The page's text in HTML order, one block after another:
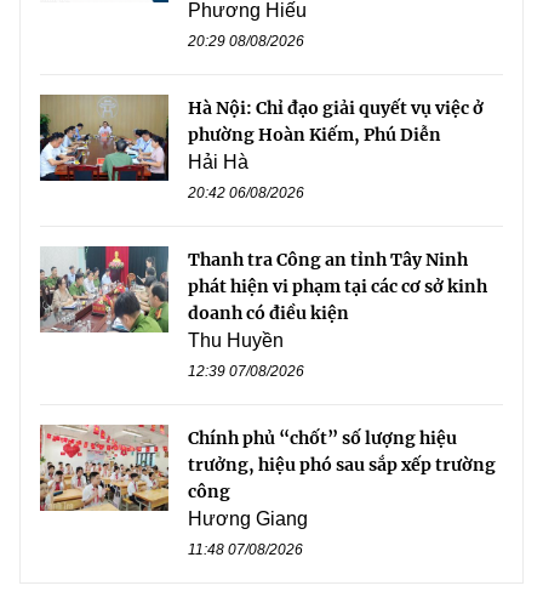
Phương Hiếu
20:29 08/08/2026
Hà Nội: Chỉ đạo giải quyết vụ việc ở
phường Hoàn Kiếm, Phú Diễn
Hải Hà
20:42 06/08/2026
Thanh tra Công an tỉnh Tây Ninh
phát hiện vi phạm tại các cơ sở kinh
doanh có điều kiện
Thu Huyền
12:39 07/08/2026
Chính phủ “chốt” số lượng hiệu
trưởng, hiệu phó sau sắp xếp trường
công
Hương Giang
11:48 07/08/2026